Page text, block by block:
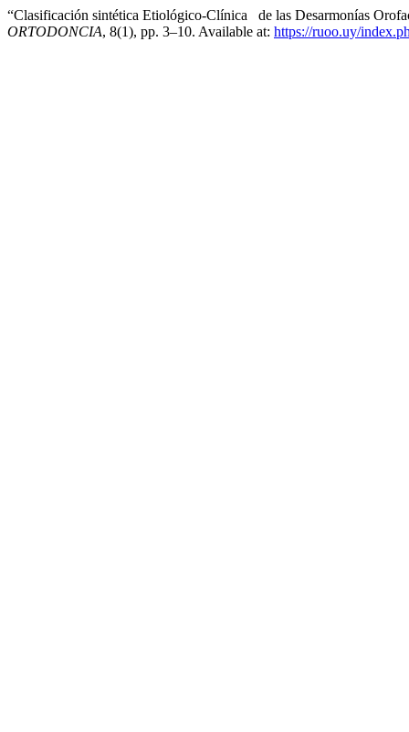
“Clasificación sintética Etiológico-Clínica de las Desarmonías
ORTODONCIA, 8(1), pp. 3–10. Available at: https://ruoo.uy/